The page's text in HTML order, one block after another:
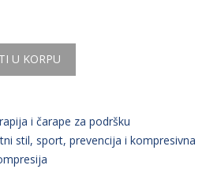
U KORPU
i čarape za podršku
stil, sport, prevencija i kompresivna